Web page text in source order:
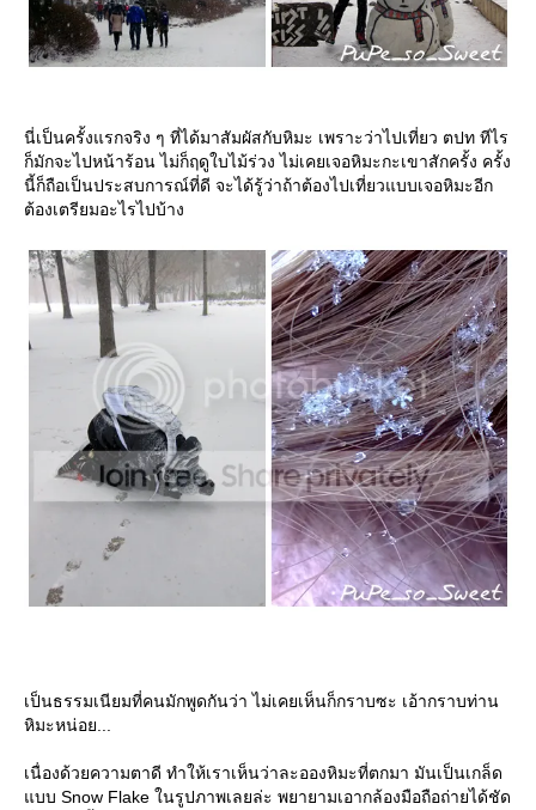
นี่เป็นครั้งแรกจริง ๆ ที่ได้มาสัมผัสกับหิมะ เพราะว่าไปเที่ยว ตปท ทีไร
ก็มักจะไปหน้าร้อน ไม่ก็ฤดูใบไม้ร่วง ไม่เคยเจอหิมะกะเขาสักครั้ง ครั้ง
นี้ก็ถือเป็นประสบการณ์ที่ดี จะได้รู้ว่าถ้าต้องไปเที่ยวแบบเจอหิมะอีก
ต้องเตรียมอะไรไปบ้าง
เป็นธรรมเนียมที่คนมักพูดกันว่า ไม่เคยเห็นก็กราบซะ เอ้ากราบท่าน
หิมะหน่อย...
เนื่องด้วยความตาดี ทำให้เราเห็นว่าละอองหิมะที่ตกมา มันเป็นเกล็ด
บบ Snow Flake ในรูปภาพเลยล่ะ พยายามเอากล้องมือถือถ่ายได้ชัด